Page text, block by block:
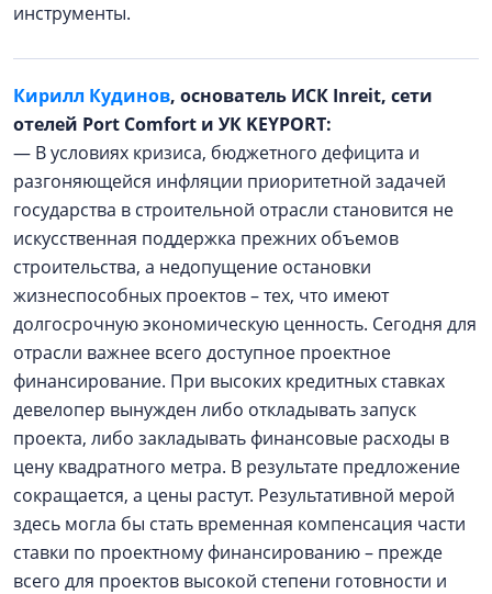
инструменты.
Кирилл Кудинов, основатель ИСК Inreit, сети
отелей Port Comfort и УК KEYPORT:
— В условиях кризиса, бюджетного дефицита и
разгоняющейся инфляции приоритетной задачей
государства в строительной отрасли становится не
искусственная поддержка прежних объемов
строительства, а недопущение остановки
жизнеспособных проектов – тех, что имеют
долгосрочную экономическую ценность. Сегодня для
отрасли важнее всего доступное проектное
финансирование. При высоких кредитных ставках
девелопер вынужден либо откладывать запуск
проекта, либо закладывать финансовые расходы в
цену квадратного метра. В результате предложение
сокращается, а цены растут. Результативной мерой
здесь могла бы стать временная компенсация части
ставки по проектному финансированию – прежде
всего для проектов высокой степени готовности и